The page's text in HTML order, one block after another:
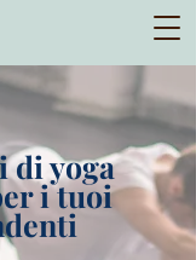
di yoga
i tuoi